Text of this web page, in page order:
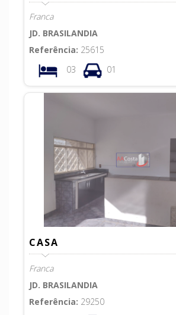
Franca
JD. BRASILANDIA
Referência: 25615
03
01
CASA
Franca
JD. BRASILANDIA
Referência: 29250